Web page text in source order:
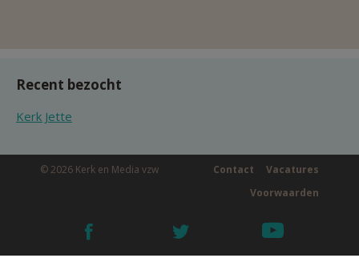
Recent bezocht
Kerk Jette
© 2026 Kerk en Media vzw Vacatures
Contact
Voorwaarden